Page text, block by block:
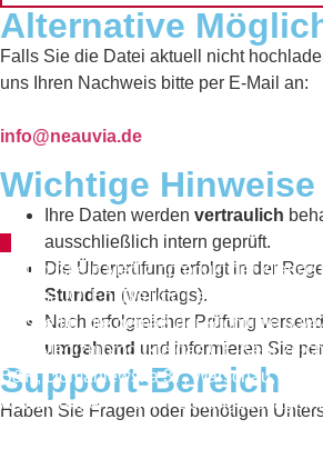
Alternative
Falls Sie die Datei aktuell nicht
uns Ihren Nachweis bitte per E-Mail an:
info@neauvia.de
Wichtige Hinweise
Ihre Daten werden vertraulich
ausschließlich intern geprüft.
Die Überprüfung erfolgt in der
Stunden (werktags).
Nach erfolgreicher Prüfung
umgehend und informieren Sie
Support-Bereich
Haben Sie Fragen oder benötigen
Zaffiro ist ein Medizinprodukt der Klasse
Plasma IQ, EpliMe und LaserMe sind
Klasse IIb, die gemäß der Richtlinie 93/
über Medizinprodukte das CE-
B&K, Domaniewska 37, Warschau,
Anweisungen in den Packungsbeilagen